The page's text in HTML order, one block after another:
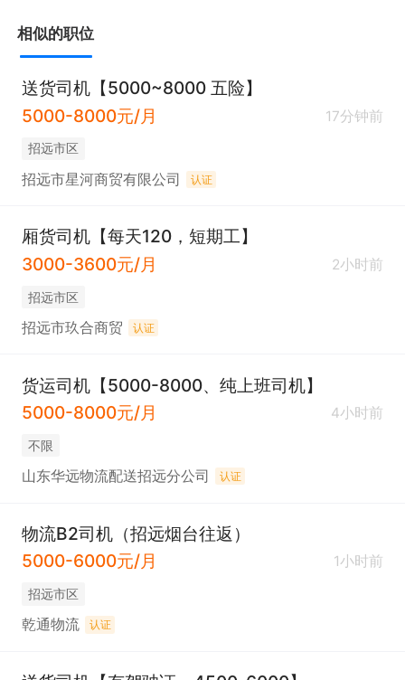
相似的职位
送货司机【5000~8000 五险】
5000-8000元/月
17分钟前
招远市区
招远市星河商贸有限公司 认证
厢货司机【每天120，短期工】
3000-3600元/月
2小时前
招远市区
招远市玖合商贸 认证
货运司机【5000-8000、纯上班司机】
5000-8000元/月
4小时前
不限
山东华远物流配送招远分公司 认证
物流B2司机（招远烟台往返）
5000-6000元/月
1小时前
招远市区
乾通物流 认证